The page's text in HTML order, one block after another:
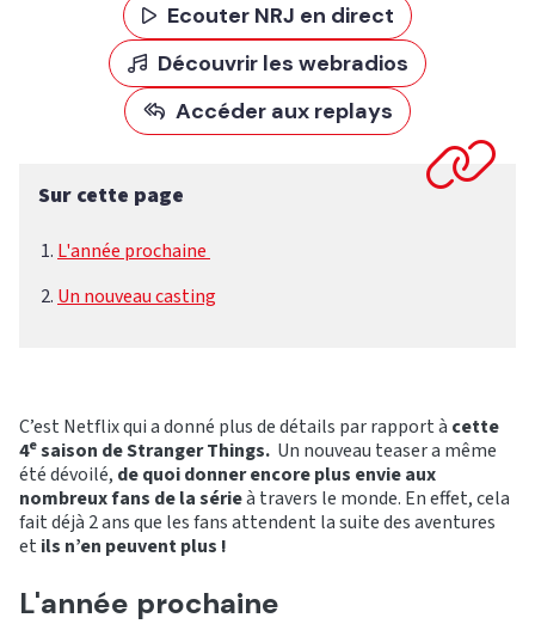
Ecouter NRJ en direct
Découvrir les webradios
Accéder aux replays
Sur cette page
L'année prochaine
Un nouveau casting
C’est Netflix qui a donné plus de détails par rapport à cette
4esaison de Stranger Things. Un nouveau teaser a même
été dévoilé, de quoi donner encore plus envie aux
nombreux fans de la sérieà travers le monde. En effet, cela
fait déjà 2 ans que les fans attendent la suite des aventures
et ils n’en peuvent plus !
L'année prochaine